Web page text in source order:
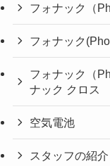
フォナック（
フォナック
フォナック（
ナック クロス
空気電池
スタッフの紹介